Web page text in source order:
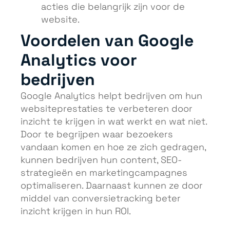
acties die belangrijk zijn voor de
website.
Voordelen van Google
Analytics voor
bedrijven
Google Analytics helpt bedrijven om hun
websiteprestaties te verbeteren door
inzicht te krijgen in wat werkt en wat niet.
Door te begrijpen waar bezoekers
vandaan komen en hoe ze zich gedragen,
kunnen bedrijven hun content, SEO-
strategieën en marketingcampagnes
optimaliseren. Daarnaast kunnen ze door
middel van conversietracking beter
inzicht krijgen in hun ROI.